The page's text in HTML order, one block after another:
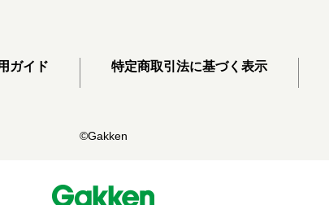
ガイド 特定商取引法に基づく表示
©Gakken